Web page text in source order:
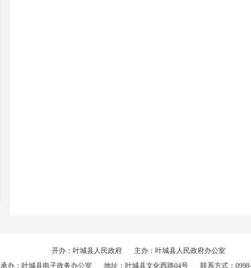
开办：叶城县人民政府
主办：叶城县人民政府办公室
承办：叶城县电子政务办公室
地址：叶城县文化西路04号 联系方式：